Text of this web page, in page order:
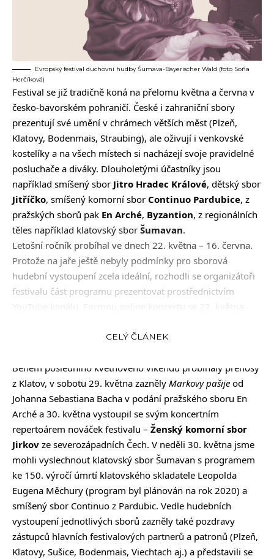
Evropský festival duchovní hudby Šumava-Bayerischer Wald (foto Soňa
Herčíková)
Festival se již tradičně koná na přelomu května a června v
česko-bavorském pohraničí. České i zahraniční sbory
prezentují své umění v chrámech větších měst (Plzeň,
Klatovy, Bodenmais, Straubing), ale oživují i venkovské
kostelíky a na všech místech si nacházejí svoje pravidelné
posluchače a diváky. Dlouholetými účastníky jsou
například smíšený sbor Jitro Hradec Králové, dětský sbor
Jitříčko, smíšený komorní sbor Continuo Pardubice, z
pražských sborů pak En Arché, Byzantion, z regionálních
těles například klatovský sbor Šumavan.
Letošní ročník probíhal ve dnech 22. května – 16. června.
Protože na jaře ještě nebyly podmínky pro sborová
hudební vystoupení zcela ideální, rozhodli se organizátoři
festivalu část programu prezentovat prostřednictvím
Králové a 23. května Byzantion, Collegium musicae
Během posledního květnového víkendu probíhaly přenosy
z Klatov, v sobotu 29. května zazněly Markovy pašije od
Johanna Sebastiana Bacha v podání pražského sboru En
Arché a 30. května vystoupil se svým koncertním
repertoárem nováček festivalu – Ženský komorní sbor
Jirkov ze severozápadních Čech. V neděli 30. května jsme
mohli vyslechnout klatovský sbor Šumavan s programem
ke 150. výročí úmrtí klatovského skladatele Leopolda
Eugena Měchury (program byl plánován na rok 2020) a
smíšený sbor Continuo z Pardubic. Vedle hudebních
vystoupení jednotlivých sborů zazněly také pozdravy
zástupců hlavních festivalových partnerů a patronů (Plzeň,
Klatovy, Sušice, Bodenmais, Viechtach aj.) a představili se
CELÝ ČLÁNEK